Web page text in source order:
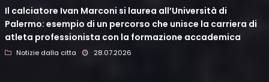
Il calciatore Ivan Marconi si laurea all’Università di
Palermo: esempio di un percorso che unisce la carriera di
atleta professionista con la formazione accademica
Notizie dalla citta 28.07.2026